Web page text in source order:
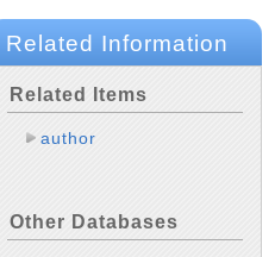
Related Information
Related Items
author
Other Databases